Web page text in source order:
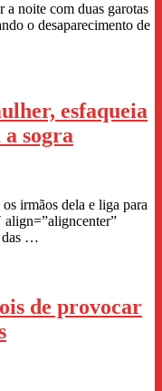
a noite com duas garotas
o desaparecimento de
esfaqueia
sogra
irmãos dela e liga para
align=”aligncenter”
das …
de provocar